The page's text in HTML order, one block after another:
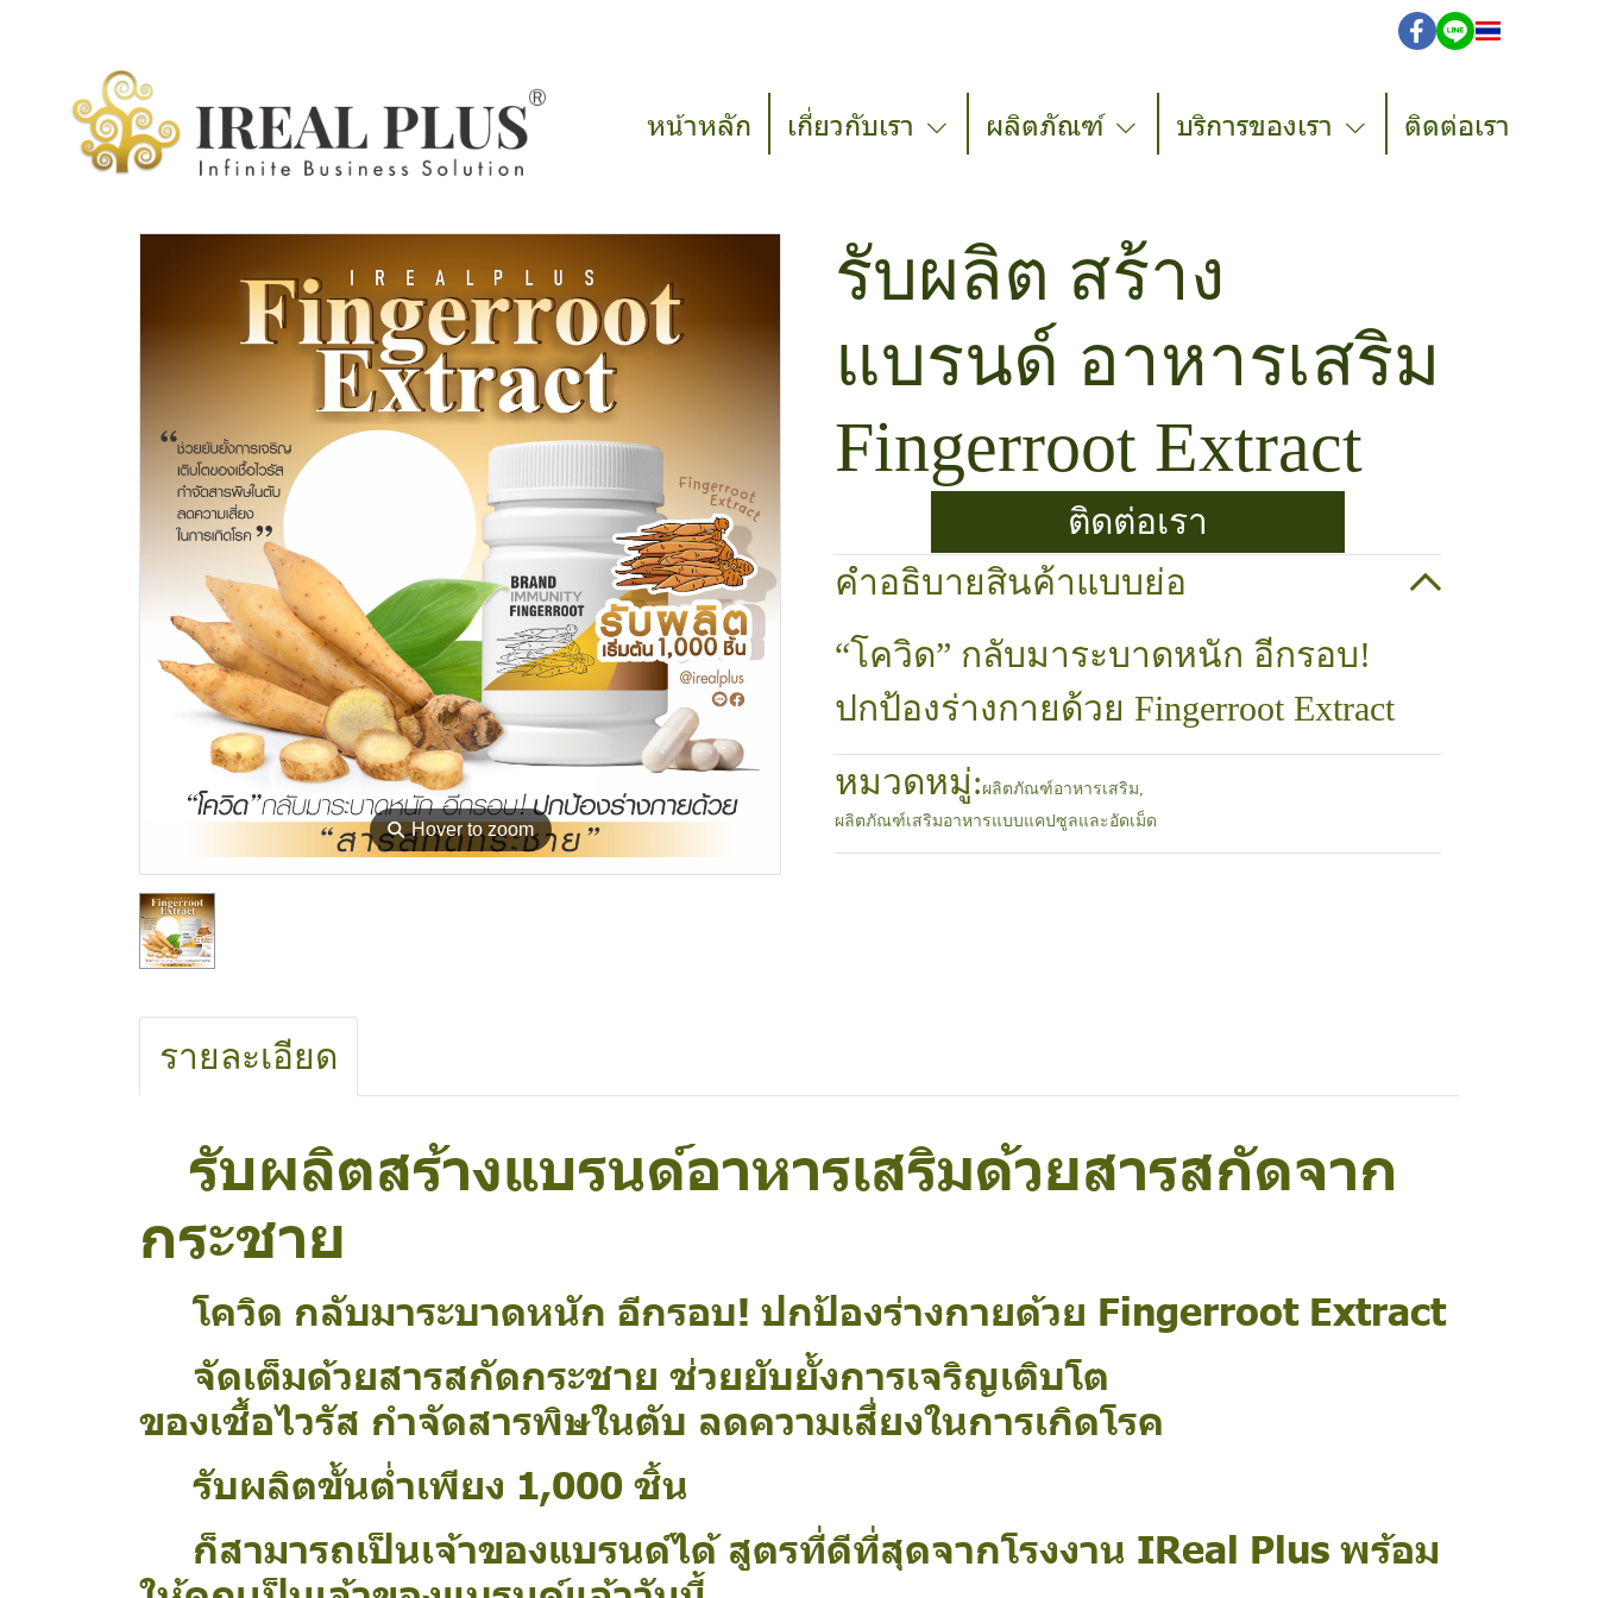
หน้าหลัก เกี่ยวกับเรา ผลิตภัณฑ์ บริการของเรา ติดต่อเรา
⚲Hover to zoom
รับผลิต สร้าง
แบรนด์ อาหารเสริม
Fingerroot Extract
ติดต่อเรา
คำอธิบายสินค้าแบบย่อ
“โควิด” กลับมาระบาดหนัก อีกรอบ!
ปกป้องร่างกายด้วย Fingerroot Extract
หมวดหมู่: ผลิตภัณฑ์อาหารเสริม,
ผลิตภัณฑ์เสริมอาหารแบบแคปซูลและอัดเม็ด
รายละเอียด
รับผลิตสร้างแบรนด์อาหารเสริมด้วยสารสกัดจาก
กระชาย
โควิด กลับมาระบาดหนัก อีกรอบ! ปกป้องร่างกายด้วย Fingerroot Extract
จัดเต็มด้วยสารสกัดกระชาย ช่วยยับยั้งการเจริญเติบโต
ของเชื้อไวรัส กำจัดสารพิษในตับ ลดความเสี่ยงในการเกิดโรค
รับผลิตขั้นต่ำเพียง 1,000 ชิ้น
ก็สามารถเป็นเจ้าของแบรนด์ได้ สูตรที่ดีที่สุดจากโรงงาน IReal Plus พร้อม